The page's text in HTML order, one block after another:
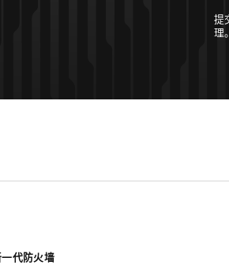
提
理。
一代防火墙